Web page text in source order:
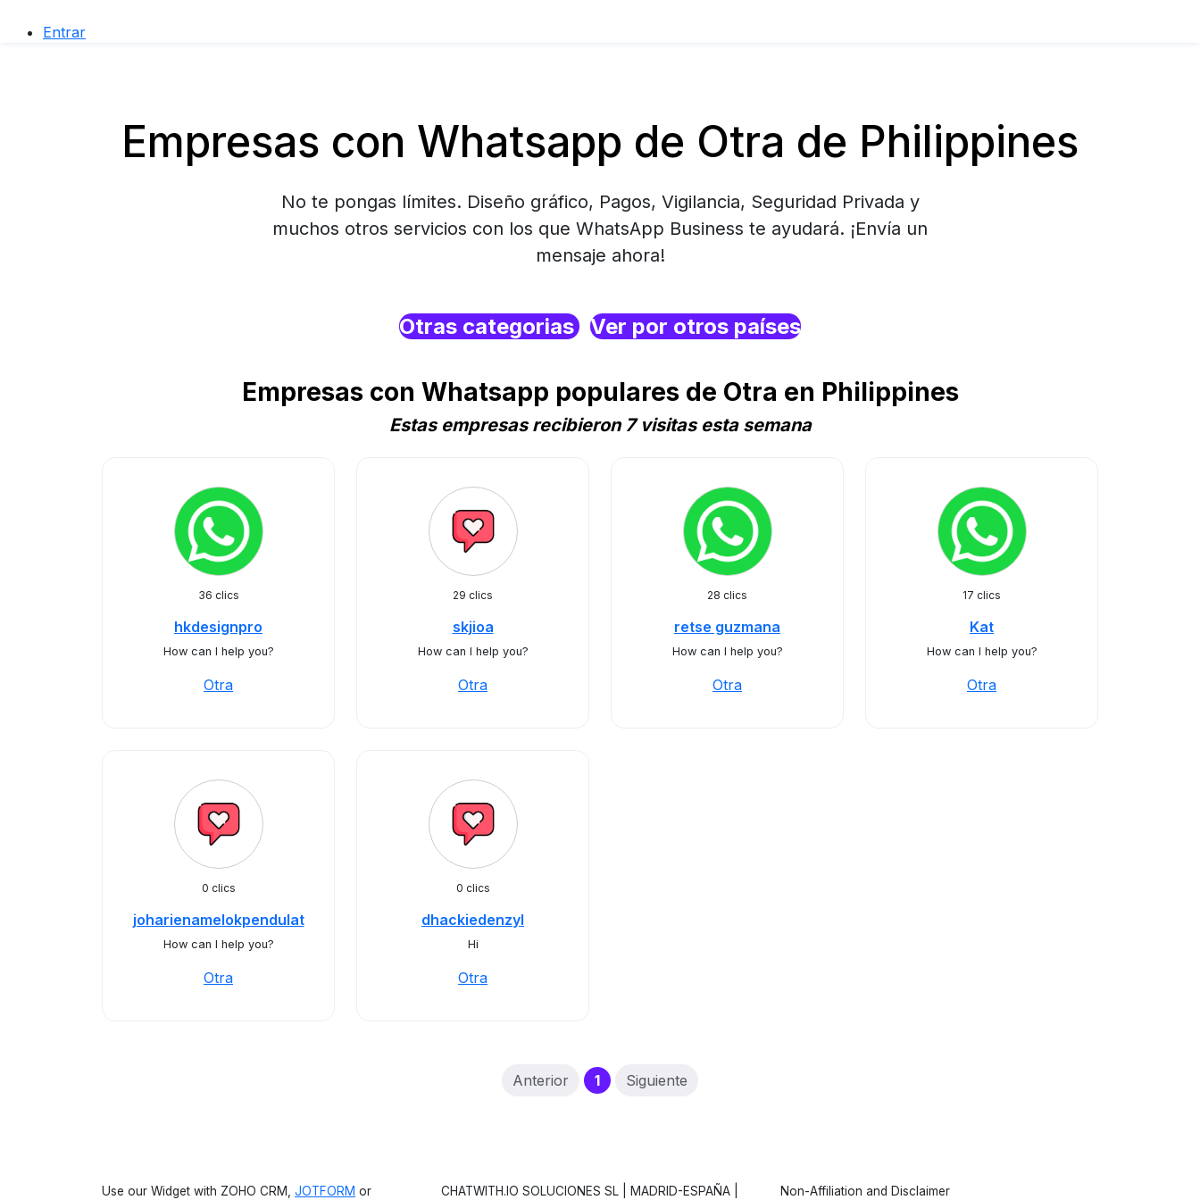
Entrar
Empresas con Whatsapp de Otra de Philippines
No te pongas límites. Diseño gráfico, Pagos, Vigilancia, Seguridad Privada y
muchos otros servicios con los que WhatsApp Business te ayudará. ¡Envía un
mensaje ahora!
Otras categorias Ver por otros países
Empresas con Whatsapp populares de Otra en Philippines
Estas empresas recibieron 7 visitas esta semana
36 clics
hkdesignpro
How can I help you?
Otra
29 clics
skjioa
How can I help you?
Otra
28 clics
retse guzmana
How can I help you?
Otra
17 clics
Kat
How can I help you?
Otra
0 clics
joharienamelokpendulat
How can I help you?
Otra
0 clics
dhackiedenzyl
Hi
Otra
Anterior 1(current)
Siguiente
Use our Widget with ZOHO CRM, JOTFORM or CHATWITH.IO SOLUCIONES SL | MADRID-ESPAÑA | Non-Affiliation and Disclaimer